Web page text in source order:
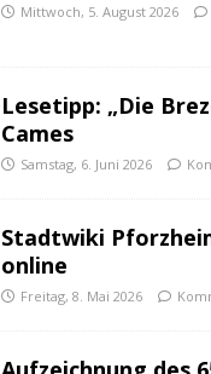
Mittwoch, 5. August 2026
Lesetipp: „Die
Cames
Samstag, 6. Juni 2026
Stadtwiki
online
Freitag, 8. Mai 2026